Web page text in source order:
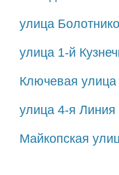
улица
улица 1-й
Ключевая улица
улица 4-я
Майкопская